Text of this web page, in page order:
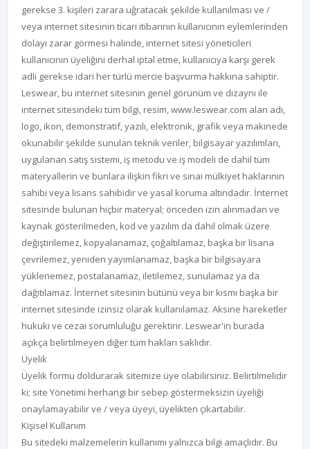
gerekse 3. kişileri zarara uğratacak şekilde kullanılması ve /
veya internet sitesinin ticari itibarının kullanıcının eylemlerinden
dolayı zarar görmesi halinde, internet sitesi yöneticileri
kullanıcının üyeliğini derhal iptal etme, kullanıcıya karşı gerek
adli gerekse idari her türlü mercie başvurma hakkına sahiptir.
Leswear, bu internet sitesinin genel görünüm ve dizaynı ile
internet sitesindeki tüm bilgi, resim, www.leswear.com alan adı,
logo, ikon, demonstratif, yazılı, elektronik, grafik veya makinede
okunabilir şekilde sunulan teknik veriler, bilgisayar yazılımları,
uygulanan satış sistemi, iş metodu ve iş modeli de dahil tüm
materyallerin ve bunlara ilişkin fikri ve sınai mülkiyet haklarının
sahibi veya lisans sahibidir ve yasal koruma altındadır. İnternet
sitesinde bulunan hiçbir materyal; önceden izin alınmadan ve
kaynak gösterilmeden, kod ve yazılım da dahil olmak üzere
değiştirilemez, kopyalanamaz, çoğaltılamaz, başka bir lisana
çevrilemez, yeniden yayımlanamaz, başka bir bilgisayara
yüklenemez, postalanamaz, iletilemez, sunulamaz ya da
dağıtılamaz. İnternet sitesinin bütünü veya bir kısmı başka bir
internet sitesinde izinsiz olarak kullanılamaz. Aksine hareketler
hukuki ve cezai sorumluluğu gerektirir. Leswear'ın burada
açıkça belirtilmeyen diğer tüm hakları saklıdır.
Üyelik
Üyelik formu doldurarak sitemize üye olabilirsiniz. Belirtilmelidir
ki; site Yönetimi herhangi bir sebep göstermeksizin üyeliği
onaylamayabilir ve / veya üyeyi, üyelikten çıkartabilir.
Kişisel Kullanım
Bu sitedeki malzemelerin kullanımı yalnızca bilgi amaçlıdır. Bu